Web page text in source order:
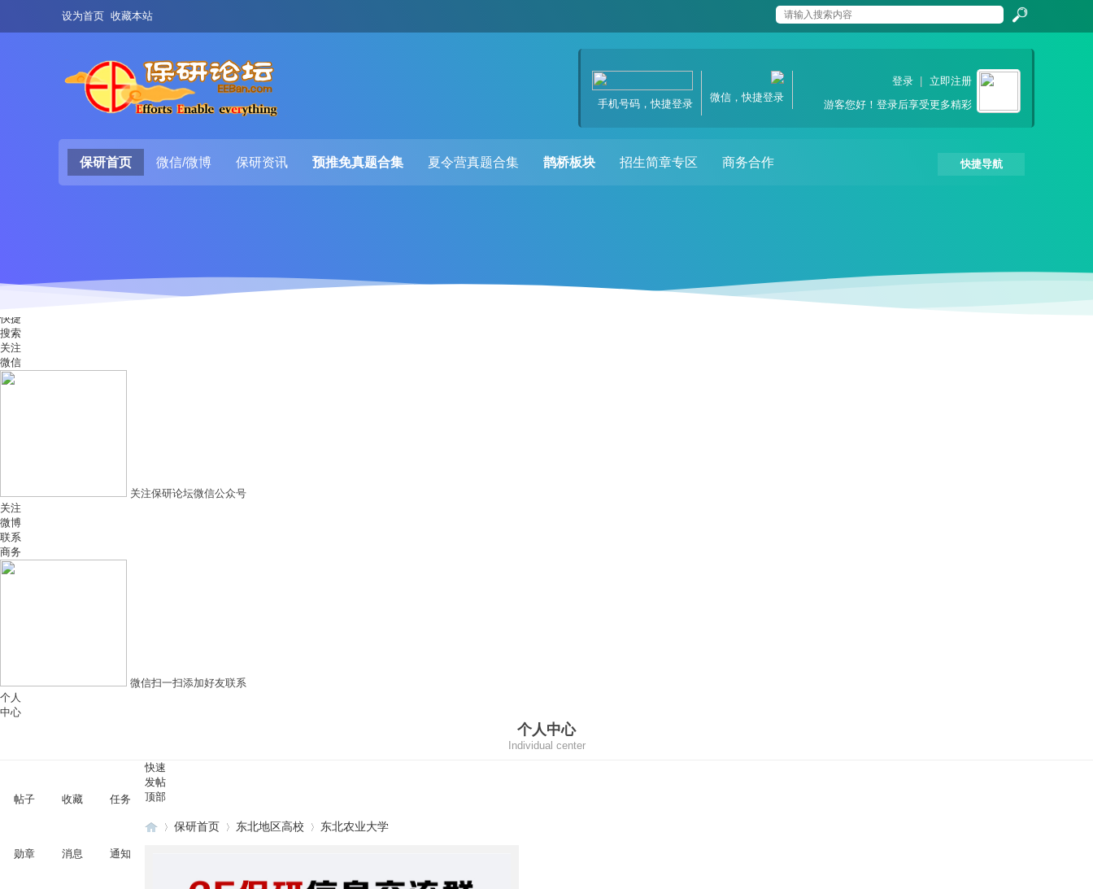
设为首页 收藏本站
索
登录
立即注册
游客您好！登录后享受更多精彩
微信，快捷登录
手机号码，快捷登录
快捷导航
保研首页 微信/微博 保研资讯 预推免真题合集 夏令营真题合集 鹊桥板块 招生简章专区 商务合作
快捷
搜索
关注
微信
关注保研论坛微信公众号
关注
微博
联系
商务
微信扫一扫添加好友联系
个人
中心
个人中心
Individual center
帖子 收藏 任务
勋章 消息 通知
快速
发帖
顶部
保研首页 东北地区高校 东北农业大学